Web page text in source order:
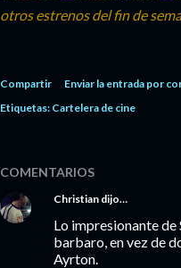
otros estrenos del fin de
Compartir
Enviar la entrada por
Etiquetas: Cartelera de cine
COMENTARIOS
Christian dijo…
Lo impresionante de
barbaro, en vez de
Ayrton.